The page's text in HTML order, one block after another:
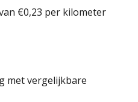
€0,23 per kilometer
met vergelijkbare